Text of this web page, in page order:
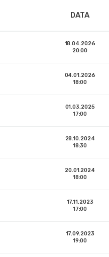
DATA
18.04.2026
20:00
04.01.2026
18:00
01.03.2025
17:00
28.10.2024
18:30
20.01.2024
18:00
17.11.2023
17:00
17.09.2023
19:00